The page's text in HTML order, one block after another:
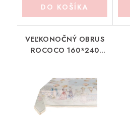
DO KOŠÍKA
VEĽKONOČNÝ OBRUS
ROCOCO 160*240